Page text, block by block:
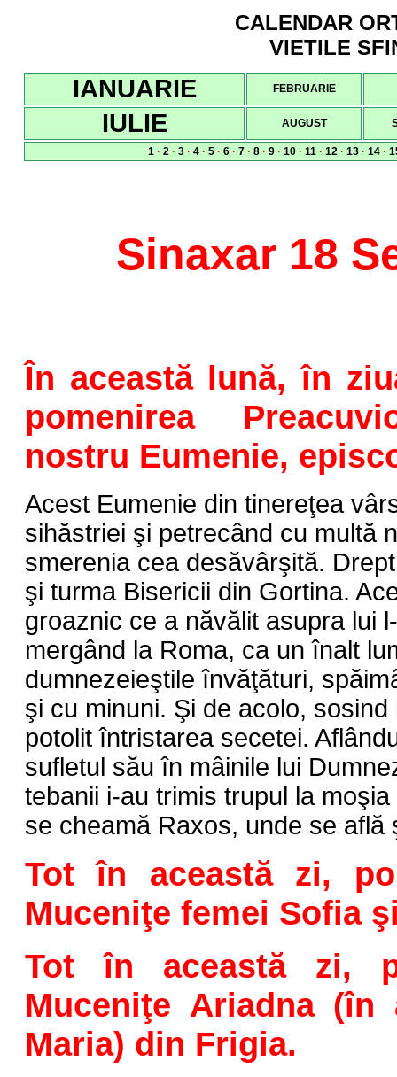
CALENDAR
VIETILE
IANUARIE FEBRUARIE
IULIE AUGUST
1 · 2 · 3 · 4 · 5 · 6 · 7 · 8 · 9 · 10 · 11 · 12 · 13 · 14 ·
Sinaxar 18
În această lună, în
pomenirea
nostru Eumenie,
Acest Eumenie din tinereţea
sihăstriei şi petrecând cu multă
smerenia cea desăvârşită.
şi turma Bisericii din Gortina.
groaznic ce a năvălit asupra lui
mergând la Roma, ca un înalt
dumnezeieştile învăţături,
şi cu minuni. Şi de acolo,
potolit întristarea secetei.
sufletul său în mâinile lui
tebanii i-au trimis trupul la
se cheamă Raxos, unde se află
Tot în această zi,
Muceniţe femei Sofia
Tot în această zi,
Muceniţe Ariadna
Maria) din Frigia.